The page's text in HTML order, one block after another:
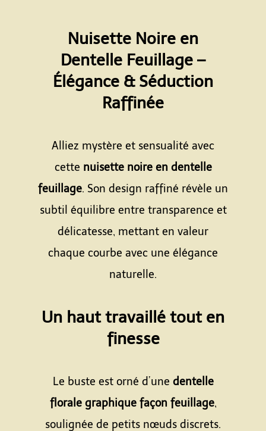
Nuisette Noire en
Dentelle Feuillage –
Élégance & Séduction
Raffinée
Alliez mystère et sensualité avec
cette nuisette noire en dentelle
feuillage. Son design raffiné révèle un
subtil équilibre entre transparence et
délicatesse, mettant en valeur
chaque courbe avec une élégance
naturelle.
Un haut travaillé tout en
finesse
Le buste est orné d’une dentelle
florale graphique façon feuillage,
soulignée de petits nœuds discrets.